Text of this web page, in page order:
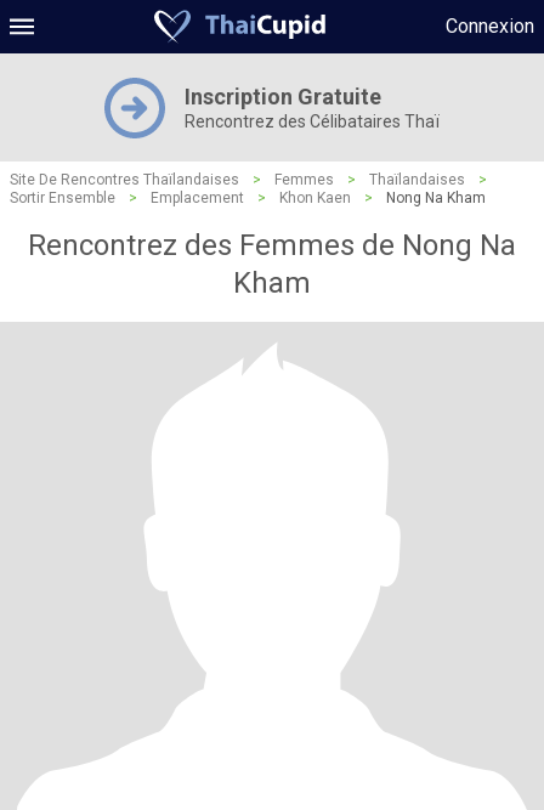
Connexion
Inscription Gratuite
Rencontrez des Célibataires Thaï
Site De Rencontres Thaïlandaises > Femmes > Thaïlandaises
>
Sortir Ensemble
> Emplacement > Khon Kaen > Nong Na Kham
Rencontrez des Femmes de Nong Na
Kham